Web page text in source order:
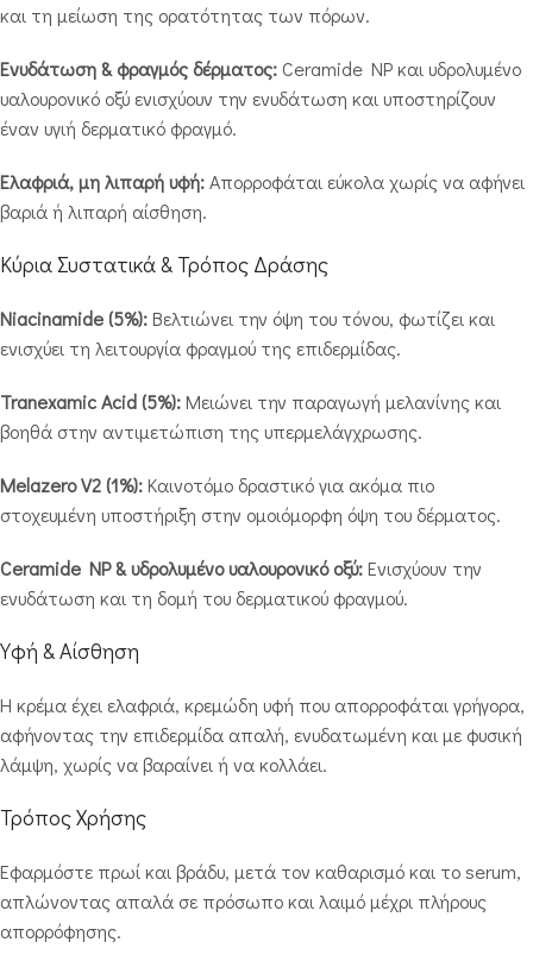
και τη μείωση της ορατότητας των πόρων.
Ενυδάτωση & φραγμός δέρματος: Ceramide NP και υδρολυμένο
υαλουρονικό οξύ ενισχύουν την ενυδάτωση και υποστηρίζουν
έναν υγιή δερματικό φραγμό.
Ελαφριά, μη λιπαρή υφή:Απορροφάται εύκολα χωρίς να αφήνει
βαριά ή λιπαρή αίσθηση.
Κύρια Συστατικά & Τρόπος Δράσης
Niacinamide (5%):Βελτιώνει την όψη του τόνου, φωτίζει και
ενισχύει τη λειτουργία φραγμού της επιδερμίδας.
Tranexamic Acid (5%):Μειώνει την παραγωγή μελανίνης και
βοηθά στην αντιμετώπιση της υπερμελάγχρωσης.
Melazero V2 (1%):Καινοτόμο δραστικό για ακόμα πιο
στοχευμένη υποστήριξη στην ομοιόμορφη όψη του δέρματος.
Ceramide NP & υδρολυμένο υαλουρονικό οξύ:Ενισχύουν την
ενυδάτωση και τη δομή του δερματικού φραγμού.
Υφή & Αίσθηση
Η κρέμα έχει ελαφριά, κρεμώδη υφή που απορροφάται γρήγορα,
αφήνοντας την επιδερμίδα απαλή, ενυδατωμένη και με φυσική
λάμψη, χωρίς να βαραίνει ή να κολλάει.
Τρόπος Χρήσης
Εφαρμόστε πρωί και βράδυ, μετά τον καθαρισμό και το serum,
απλώνοντας απαλά σε πρόσωπο και λαιμό μέχρι πλήρους
απορρόφησης.